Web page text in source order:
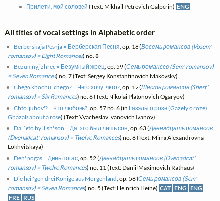
Прилети, мой соловей (Text: Mikhail Petrovich Galperin) ENG
All titles of vocal settings in Alphabetic order
Berberskaja Pesnja = Берберская Песня , op. 18 (Восемь романсов (Vosem'
romansov) = Eight Romances) no. 8
Bezumnyj zhrec = Безумный жрец, op. 59 (Семь романсов (Sem' romansov)
= Seven Romances) no. 7 (Text: Sergey Konstantinovich Makovsky)
Chego khochu, chego? = Чего хочу, чего? , op. 12 (Шесть романсов (Shest'
romansov) = Six Romances) no. 6 (Text: Nikolai Platonovich Ogaryov)
Chto ljubov'? = Что любовь? , op. 57 no. 6 (in Газэлы о розе (Gazely o roze) =
Ghazals about a rose) (Text: Vyacheslav Ivanovich Ivanov)
Da, `eto byl lish' son = Да, это был лишь сон, op. 63 (Двенадцать романсов
(Dvenadcat' romansov) = Twelve Romances) no. 8 (Text: Mirra Alexandrovna
Lokhvitskaya)
Den' pogas = День погас , op. 52 (Двенадцать романсов (Dvenadcat'
romansov) = Twelve Romances) no. 11 (Text: Daniil Maximovich Rathaus)
Die heil'gen drei Könige aus Morgenland , op. 58 (Семь романсов (Sem'
romansov) = Seven Romances) no. 5 (Text: Heinrich Heine) CAT ENG ENG
FRE RUS